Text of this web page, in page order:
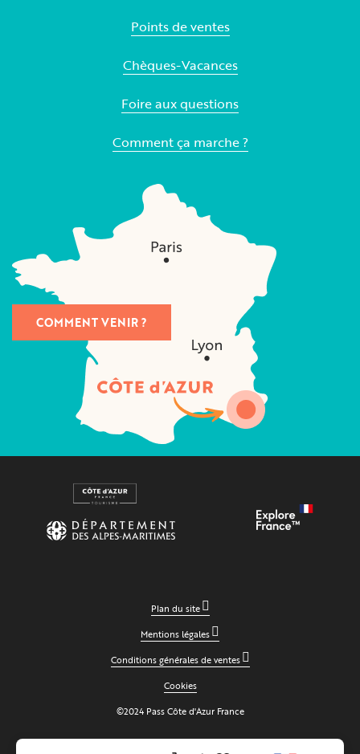
Points de ventes
Chèques-Vacances
Foire aux questions
Comment ça marche ?
COMMENT VENIR ?
Plan du site
Mentions légales
Conditions générales de ventes
Cookies
©2024 Pass Côte d'Azur France